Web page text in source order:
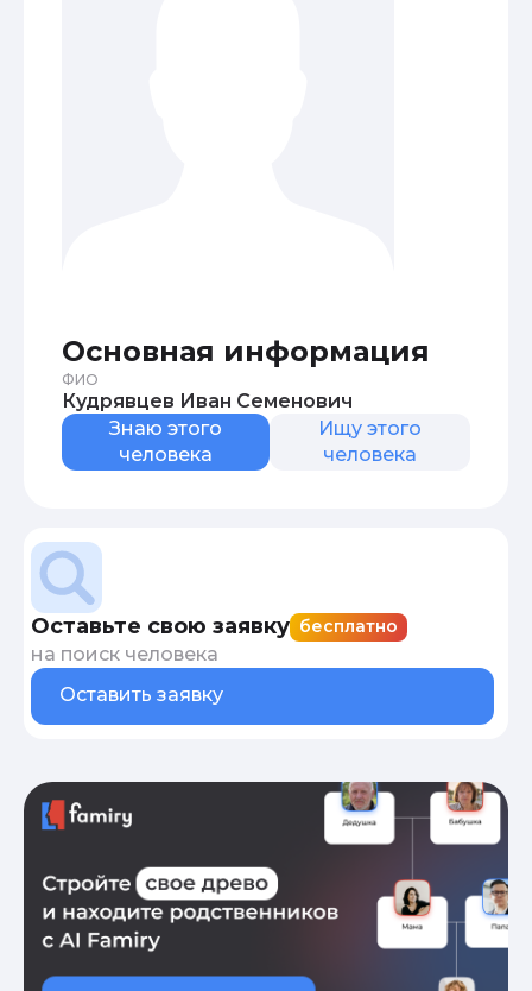
Основная информация
ФИО
Кудрявцев Иван Семенович
Знаю этого
человека
Ищу этого
человека
Оставьте свою заявку бесплатно
на поиск человека
Оставить заявку